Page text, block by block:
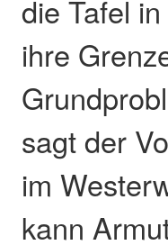
die Tafel
ihre
sagt der
im
kann